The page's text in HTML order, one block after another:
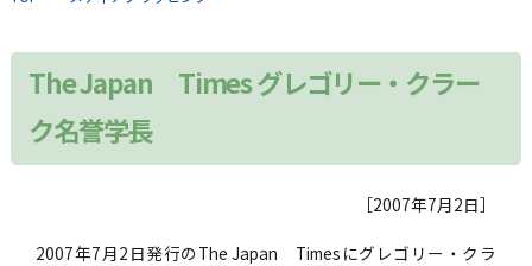
The Japan Times グレゴリー・クラー
ク名誉学長
［2007年7月2日］
2007年7月2日発行のThe Japan Timesにグレゴリー・クラ